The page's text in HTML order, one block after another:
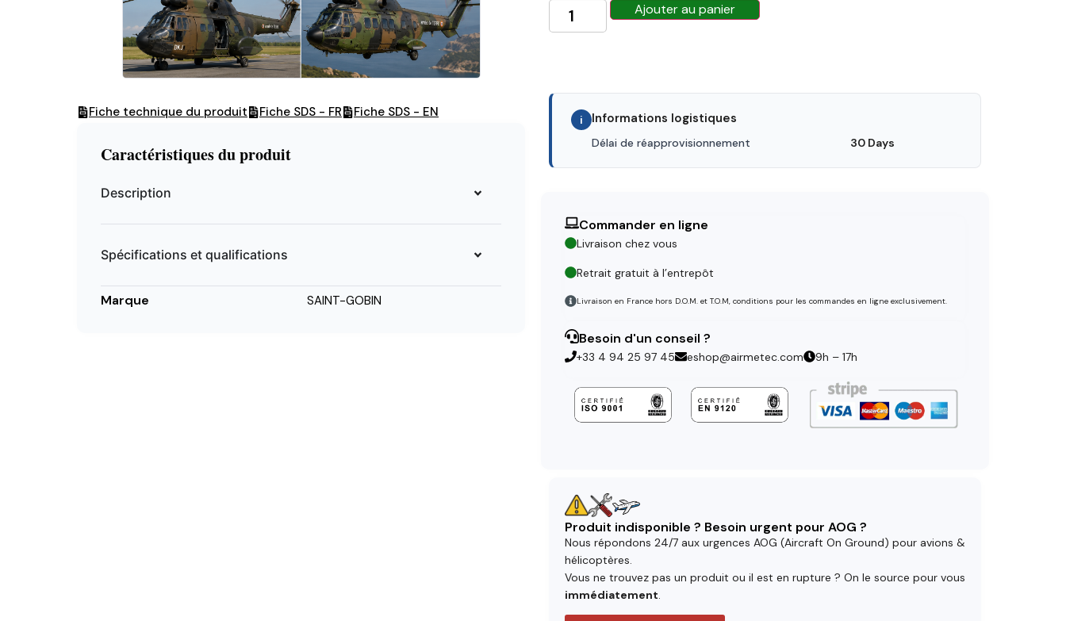
Ajouter au panier
i Informations logistiques
Délai de réapprovisionnement 30 Days
Commander en ligne
Livraison chez vous
Retrait gratuit à l’entrepôt
Livraison en France hors D.O.M. et T.O.M, conditions pour les commandes en ligne exclusivement.
Besoin d'un conseil ?
+33 4 94 25 97 45 eshop@airmetec.com 9h – 17h
Produit indisponible ? Besoin urgent pour AOG ?
Nous répondons 24/7 aux urgences AOG (Aircraft On Ground) pour avions &
hélicoptères.
Vous ne trouvez pas un produit ou il est en rupture ? On le source pour vous
immédiatement.
Fiche technique du produit Fiche SDS - FR Fiche SDS - EN
Caractéristiques du produit
Description
Spécifications et qualifications
Marque SAINT-GOBIN